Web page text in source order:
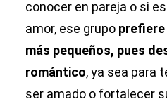
conocer en pareja o si
amor, ese grupo
más pequeños, pues
romántico, ya sea para
ser amado o fortalecer